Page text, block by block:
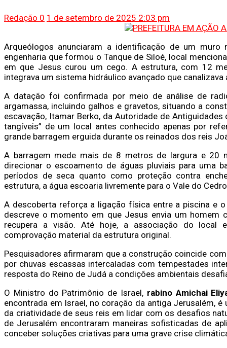
Redação 0 1 de setembro de 2025 2:03 pm
Arqueólogos anunciaram a identificação de um
engenharia que formou o Tanque de Siloé, local
em que Jesus curou um cego. A estrutura, com 12
integrava um sistema hidráulico avançado que canalizava
A datação foi confirmada por meio de análise de
argamassa, incluindo galhos e gravetos, situando a
escavação, Itamar Berko, da Autoridade de
tangíveis” de um local antes conhecido apenas por
grande barragem erguida durante os reinados dos reis
A barragem mede mais de 8 metros de largura e 20
direcionar o escoamento de águas pluviais para uma
períodos de seca quanto como proteção contra
estrutura, a água escoaria livremente para o Vale do
A descoberta reforça a ligação física entre a piscina e
descreve o momento em que Jesus envia um homem
recupera a visão. Até hoje, a associação do local
comprovação material da estrutura original.
Pesquisadores afirmaram que a construção coincide
por chuvas escassas intercaladas com tempestades
resposta do Reino de Judá a condições ambientais
O Ministro do Patrimônio de Israel, rabino Amichai
encontrada em Israel, no coração da antiga Jerusalém,
da criatividade de seus reis em lidar com os desafios
de Jerusalém encontraram maneiras sofisticadas de
conceber soluções criativas para uma grave crise